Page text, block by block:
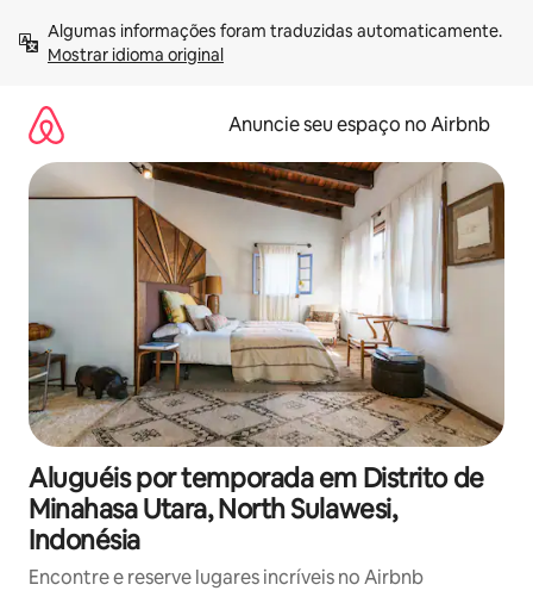
para
Mostrar idioma original
Anuncie seu espaço no Airbnb
Aluguéis por temporada em Distrito de
Minahasa Utara, North Sulawesi,
Indonésia
Encontre e reserve lugares incríveis no Airbnb